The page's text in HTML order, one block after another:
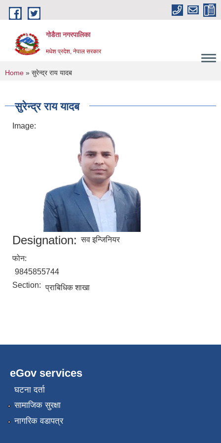
Skip to main content
गोडैता नगरपालिका
मधेश प्रदेश, नेपाल सरकार
You are here
Home » सुरेन्द्र राय यादब
सुरेन्द्र राय यादब
Image:
Designation: सव इन्जिनियर
फोन:
9845855744
Section: प्राबिधिक शाखा
eGov services
घटना दर्ता
सामाजिक सुरक्षा
नागरिक वडापत्र